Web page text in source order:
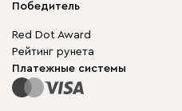
Гарантия
Для бизнеса
Карта сайта
Корпусная мебель
Модульная мебель
Столы и стулья
Победитель
Red Dot Award
Рейтинг рунета
Платежные системы